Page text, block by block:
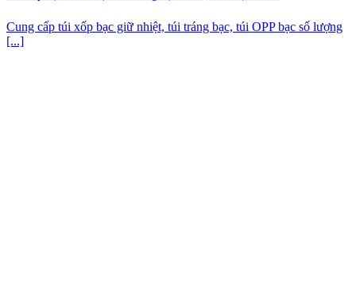
Cung cấp túi xốp bạc giữ nhiệt, túi tráng bạc, túi OPP bạc số lượng
[...]